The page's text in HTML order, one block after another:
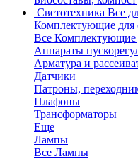
Светотехника Все
Комплектующие для
Все Комплектующие
Аппараты
Арматура и
Датчики
Патроны,
Плафоны
Трансформаторы
Еще
Лампы
Все Лампы